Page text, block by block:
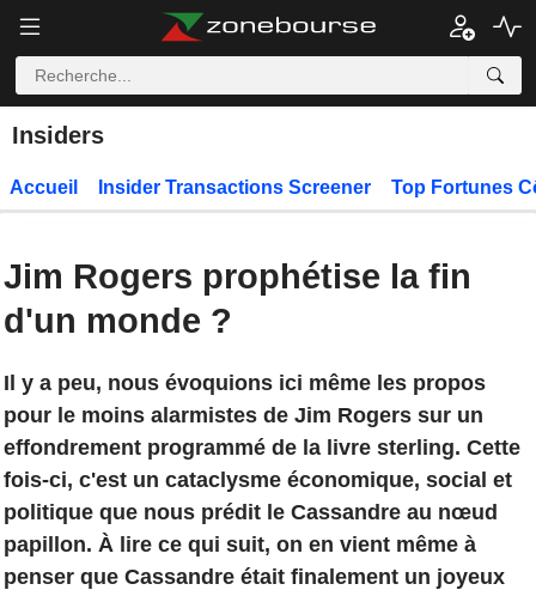
Insiders
Accueil Insider Transactions Screener Top Fortunes
Jim Rogers prophétise la fin
d'un monde ?
Il y a peu, nous évoquions ici même les propos
pour le moins alarmistes de Jim Rogers sur un
effondrement programmé de la livre sterling. Cette
fois-ci, c'est un cataclysme économique, social et
politique que nous prédit le Cassandre au nœud
papillon. À lire ce qui suit, on en vient même à
penser que Cassandre était finalement un joyeux